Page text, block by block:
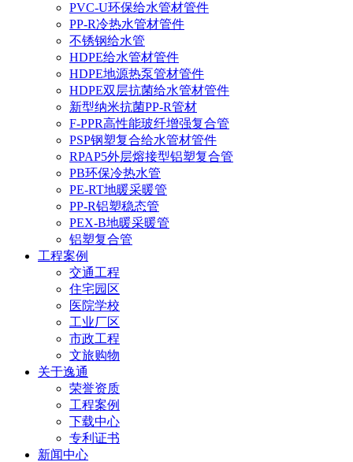
PVC-U环保给水管材管件
PP-R冷热水管材管件
不锈钢给水管
HDPE给水管材管件
HDPE地源热泵管材管件
HDPE双层抗菌给水管材管件
新型纳米抗菌PP-R管材
F-PPR高性能玻纤增强复合管
PSP钢塑复合给水管材管件
RPAP5外层熔接型铝塑复合管
PB环保冷热水管
PE-RT地暖采暖管
PP-R铝塑稳态管
PEX-B地暖采暖管
铝塑复合管
工程案例
交通工程
住宅园区
医院学校
工业厂区
市政工程
文旅购物
关于逸通
荣誉资质
工程案例
下载中心
专利证书
新闻中心